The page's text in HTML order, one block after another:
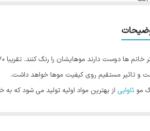
و تاثیر مستقیم روی کیفیت موها خواهد داشت.
مو ئاوایی از بهترین مواد اولیه تولید می شود که